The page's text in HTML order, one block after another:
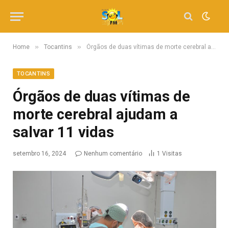
Home » Tocantins » Órgãos de duas vítimas de morte cerebral ajudam a salvar 11 vidas
TOCANTINS
Órgãos de duas vítimas de
morte cerebral ajudam a
salvar 11 vidas
setembro 16, 2024 Nenhum comentário 1 Visitas